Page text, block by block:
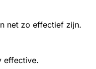
net zo effectief zijn.
effective.